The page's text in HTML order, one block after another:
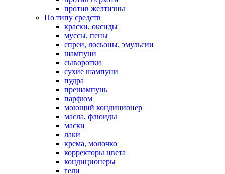
против желтизны
По типу средств
краски, оксиды
муссы, пены
спреи, лосьоны, эмульсии
шампуни
сыворотки
сухие шампуни
пудра
прешампунь
парфюм
моющий кондиционер
масла, флюиды
маски
лаки
крема, молочко
корректоры цвета
кондиционеры
гели